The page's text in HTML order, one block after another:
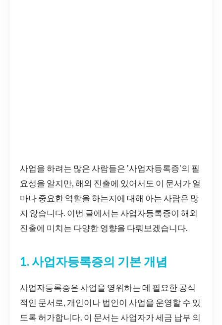
사업을 하려는 많은 사람들은 '사업자등록증'의 필
요성을 알지만, 해외 진출에 있어서도 이 문서가 얼
마나 중요한 역할을 하는지에 대해 아는 사람은 많
지 않습니다. 이번 글에서는 사업자등록증이 해외
진출에 미치는 다양한 영향을 다뤄보겠습니다.
1. 사업자등록증의 기본 개념
사업자등록증은 사업을 영위하는 데 필요한 공식
적인 문서로, 개인이나 법인이 사업을 운영할 수 있
도록 허가합니다. 이 문서는 사업자가 세금 납부 의